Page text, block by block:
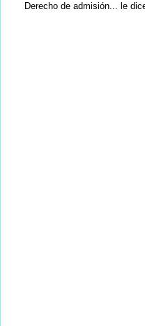
Derecho de admisión... le